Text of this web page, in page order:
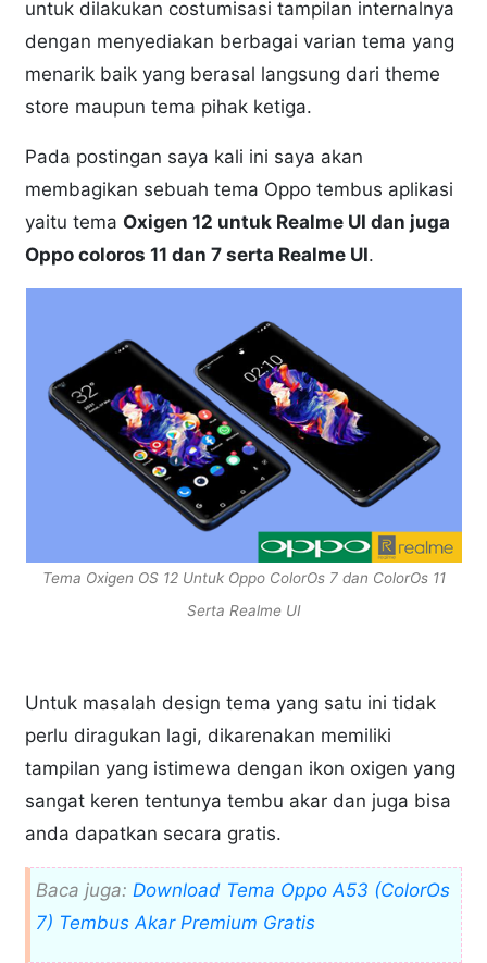
untuk dilakukan costumisasi tampilan internalnya
dengan menyediakan berbagai varian tema yang
menarik baik yang berasal langsung dari theme
store maupun tema pihak ketiga.
Pada postingan saya kali ini saya akan
membagikan sebuah tema Oppo tembus aplikasi
yaitu tema Oxigen 12 untuk Realme UI dan juga
Oppo coloros 11 dan 7 serta Realme UI.
Tema Oxigen OS 12 Untuk Oppo ColorOs 7 dan ColorOs 11
Serta Realme UI
Untuk masalah design tema yang satu ini tidak
perlu diragukan lagi, dikarenakan memiliki
tampilan yang istimewa dengan ikon oxigen yang
sangat keren tentunya tembu akar dan juga bisa
anda dapatkan secara gratis.
Baca juga: Download Tema Oppo A53 (ColorOs
7) Tembus Akar Premium Gratis